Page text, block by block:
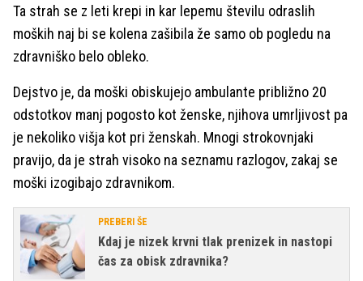
Ta strah se z leti krepi in kar lepemu številu odraslih
moških naj bi se kolena zašibila že samo ob pogledu na
zdravniško belo obleko.
Dejstvo je, da moški obiskujejo ambulante približno 20
odstotkov manj pogosto kot ženske, njihova umrljivost pa
je nekoliko višja kot pri ženskah. Mnogi strokovnjaki
pravijo, da je strah visoko na seznamu razlogov, zakaj se
moški izogibajo zdravnikom.
PREBERI ŠE
Kdaj je nizek krvni tlak prenizek in nastopi
čas za obisk zdravnika?